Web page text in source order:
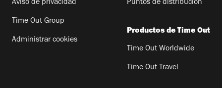
Aviso de privacidad
Time Out Group
Administrar cookies
Puntos de distribución
Productos de Time Out
Time Out Worldwide
Time Out Travel